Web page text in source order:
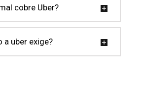
cobre Uber?
a uber exige?